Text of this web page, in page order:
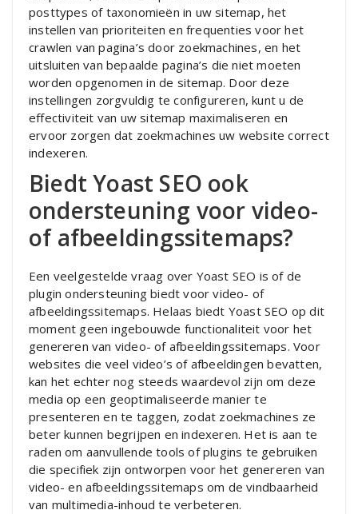
posttypes of taxonomieën in uw sitemap, het
instellen van prioriteiten en frequenties voor het
crawlen van pagina’s door zoekmachines, en het
uitsluiten van bepaalde pagina’s die niet moeten
worden opgenomen in de sitemap. Door deze
instellingen zorgvuldig te configureren, kunt u de
effectiviteit van uw sitemap maximaliseren en
ervoor zorgen dat zoekmachines uw website correct
indexeren.
Biedt Yoast SEO ook
ondersteuning voor video-
of afbeeldingssitemaps?
Een veelgestelde vraag over Yoast SEO is of de
plugin ondersteuning biedt voor video- of
afbeeldingssitemaps. Helaas biedt Yoast SEO op dit
moment geen ingebouwde functionaliteit voor het
genereren van video- of afbeeldingssitemaps. Voor
websites die veel video’s of afbeeldingen bevatten,
kan het echter nog steeds waardevol zijn om deze
media op een geoptimaliseerde manier te
presenteren en te taggen, zodat zoekmachines ze
beter kunnen begrijpen en indexeren. Het is aan te
raden om aanvullende tools of plugins te gebruiken
die specifiek zijn ontworpen voor het genereren van
video- en afbeeldingssitemaps om de vindbaarheid
van multimedia-inhoud te verbeteren.